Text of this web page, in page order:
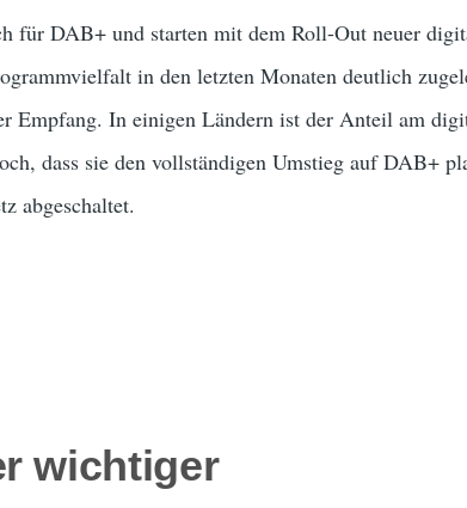
für DAB+ und starten mit dem Roll-Out neuer
in den letzten Monaten deutlich
Empfang. In einigen Ländern ist der Anteil am
dass sie den vollständigen Umstieg auf DAB+
abgeschaltet.
wichtiger